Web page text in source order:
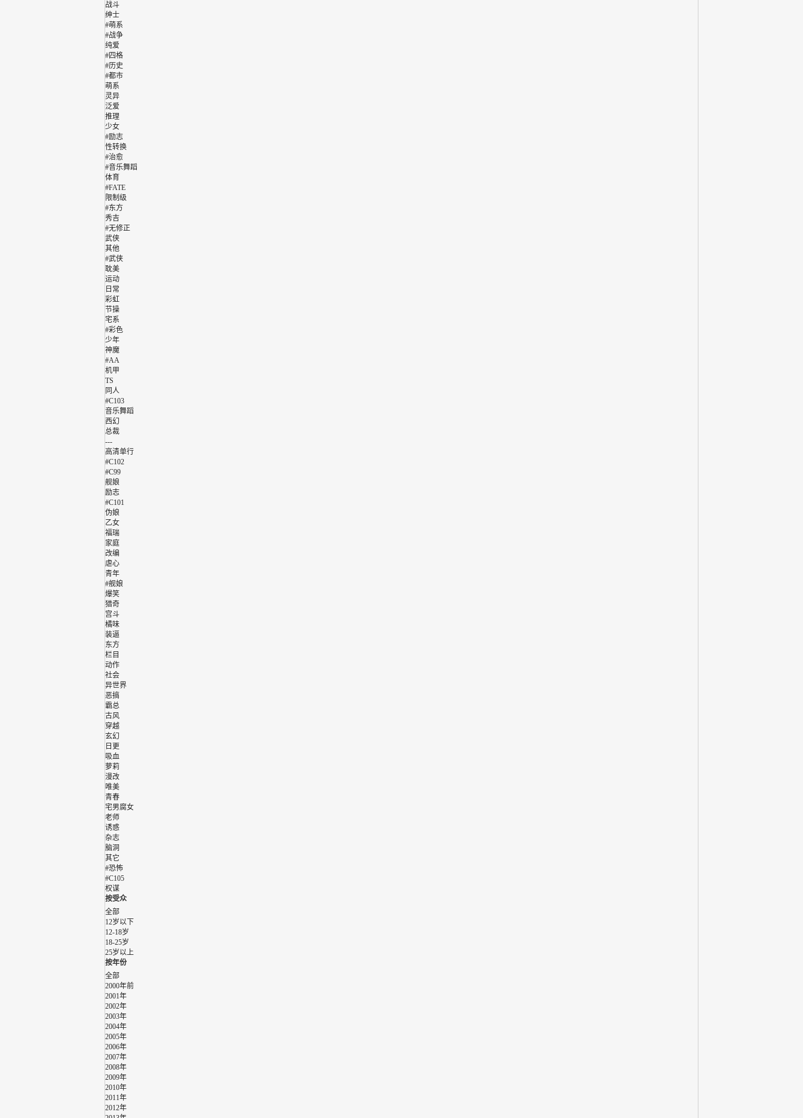
战斗
绅士
#萌系
#战争
纯爱
#四格
#历史
#都市
萌系
灵异
泛爱
推理
少女
#励志
性转换
#治愈
#音乐舞蹈
体育
#FATE
限制级
#东方
秀吉
#无修正
武侠
其他
#武侠
耽美
运动
日常
彩虹
节操
宅系
#彩色
少年
神魔
#AA
机甲
TS
同人
#C103
音乐舞蹈
西幻
总裁
---
高清单行
#C102
#C99
舰娘
励志
#C101
伪娘
乙女
福瑞
家庭
改编
虐心
青年
#舰娘
爆笑
猎奇
宫斗
橘味
装逼
东方
栏目
动作
社会
异世界
恶搞
霸总
古风
穿越
玄幻
日更
吸血
萝莉
漫改
唯美
青春
宅男腐女
老师
诱惑
杂志
脑洞
其它
#恐怖
#C105
权谋
按受众
全部
12岁以下
12-18岁
18-25岁
25岁以上
按年份
全部
2000年前
2001年
2002年
2003年
2004年
2005年
2006年
2007年
2008年
2009年
2010年
2011年
2012年